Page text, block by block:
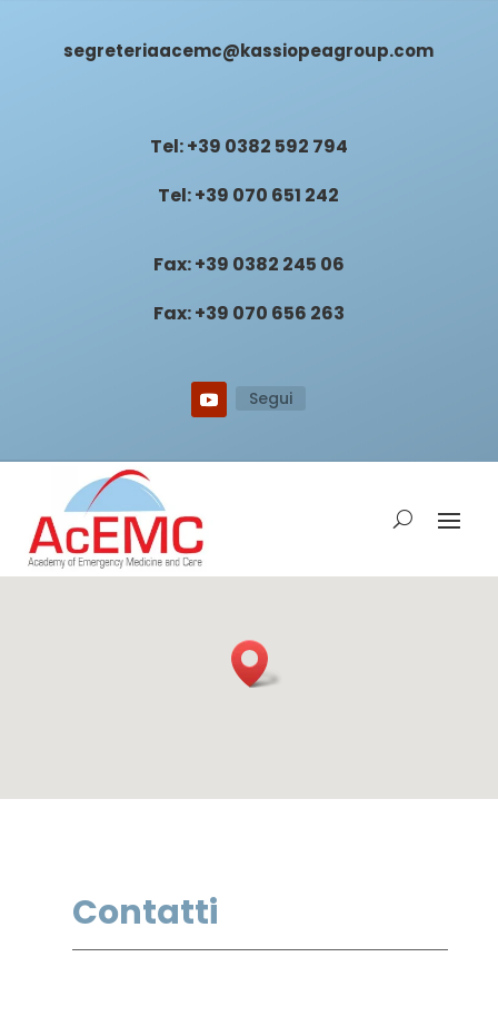
segreteriaacemc@kassiopeagroup.com
Tel: +39 0382 592 794
Tel: +39 070 651 242
Fax: +39 0382 245 06
Fax: +39 070 656 263
Segui
Contatti